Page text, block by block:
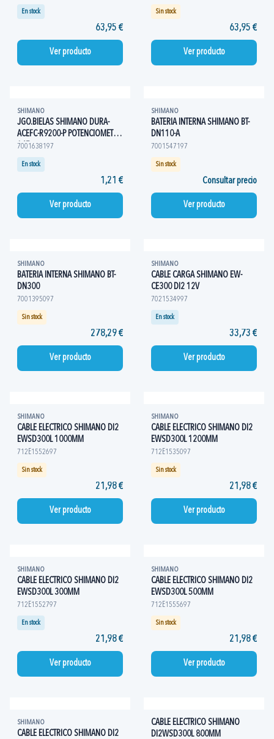
En stock
63,95 €
Ver producto
Sin stock
63,95 €
Ver producto
SHIMANO
JGO.BIELAS SHIMANO DURA-
ACEFC-R9200-P POTENCIOMETRO
165
7001638197
En stock
1,21 €
Ver producto
SHIMANO
BATERIA INTERNA SHIMANO BT-
DN110-A
7001547197
Sin stock
Consultar precio
Ver producto
SHIMANO
BATERIA INTERNA SHIMANO BT-
DN300
7001395097
Sin stock
278,29 €
Ver producto
SHIMANO
CABLE CARGA SHIMANO EW-
CE300 DI2 12V
7021534997
En stock
33,73 €
Ver producto
SHIMANO
CABLE ELECTRICO SHIMANO DI2
EWSD300L 1000MM
712E1552697
Sin stock
21,98 €
Ver producto
SHIMANO
CABLE ELECTRICO SHIMANO DI2
EWSD300L 1200MM
712E1535097
Sin stock
21,98 €
Ver producto
SHIMANO
CABLE ELECTRICO SHIMANO DI2
EWSD300L 300MM
712E1552797
En stock
21,98 €
Ver producto
SHIMANO
CABLE ELECTRICO SHIMANO DI2
EWSD300L 500MM
712E1555697
Sin stock
21,98 €
Ver producto
SHIMANO
CABLE ELECTRICO SHIMANO DI2
CABLE ELECTRICO SHIMANO
DI2WSD300L 800MM